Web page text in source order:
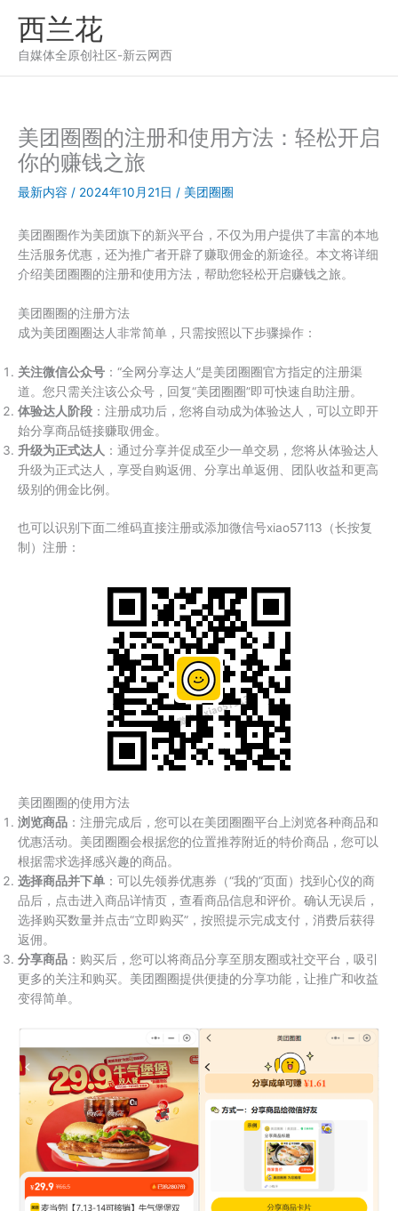
西兰花
自媒体全原创社区-新云网西
美团圈圈的注册和使用方法：轻松开启
你的赚钱之旅
最新内容 / 2024年10月21日 / 美团圈圈
美团圈圈作为美团旗下的新兴平台，不仅为用户提供了丰富的本地
生活服务优惠，还为推广者开辟了赚取佣金的新途径。本文将详细
介绍美团圈圈的注册和使用方法，帮助您轻松开启赚钱之旅。
美团圈圈的注册方法
成为美团圈圈达人非常简单，只需按照以下步骤操作：
关注微信公众号 ：“全网分享达人”是美团圈圈官方指定的注册渠
道。您只需关注该公众号，回复“美团圈圈”即可快速自助注册。
体验达人阶段 ：注册成功后，您将自动成为体验达人，可以立即开
始分享商品链接赚取佣金。
升级为正式达人 ：通过分享并促成至少一单交易，您将从体验达人
升级为正式达人，享受自购返佣、分享出单返佣、团队收益和更高
级别的佣金比例。
也可以识别下面二维码直接注册或添加微信号xiao57113（长按复
制）注册：
美团圈圈的使用方法
浏览商品 ：注册完成后，您可以在美团圈圈平台上浏览各种商品和
优惠活动。美团圈圈会根据您的位置推荐附近的特价商品，您可以
根据需求选择感兴趣的商品。
选择商品并下单 ：可以先领券优惠券（“我的”页面）找到心仪的商
品后，点击进入商品详情页，查看商品信息和评价。确认无误后，
选择购买数量并点击“立即购买”，按照提示完成支付，消费后获得
返佣。
分享商品 ：购买后，您可以将商品分享至朋友圈或社交平台，吸引
更多的关注和购买。美团圈圈提供便捷的分享功能，让推广和收益
变得简单。